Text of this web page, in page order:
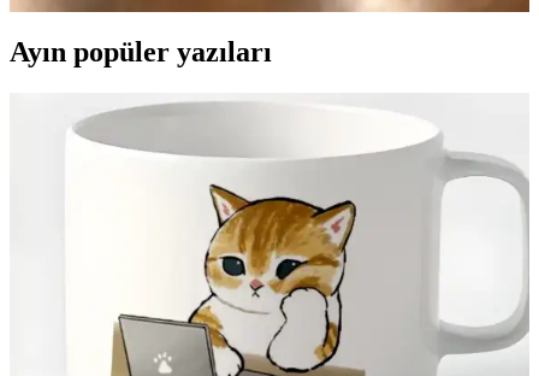
Ayın popüler yazıları